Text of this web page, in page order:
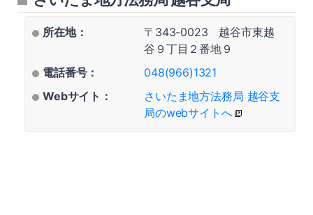
所在地：
〒343-0023 越谷市東越
谷９丁目２番地９
電話番号：
048(966)1321
Webサイト：
さいたま地方法務局 越谷支
局のwebサイトへ